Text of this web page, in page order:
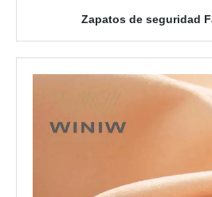
Zapatos de seguridad